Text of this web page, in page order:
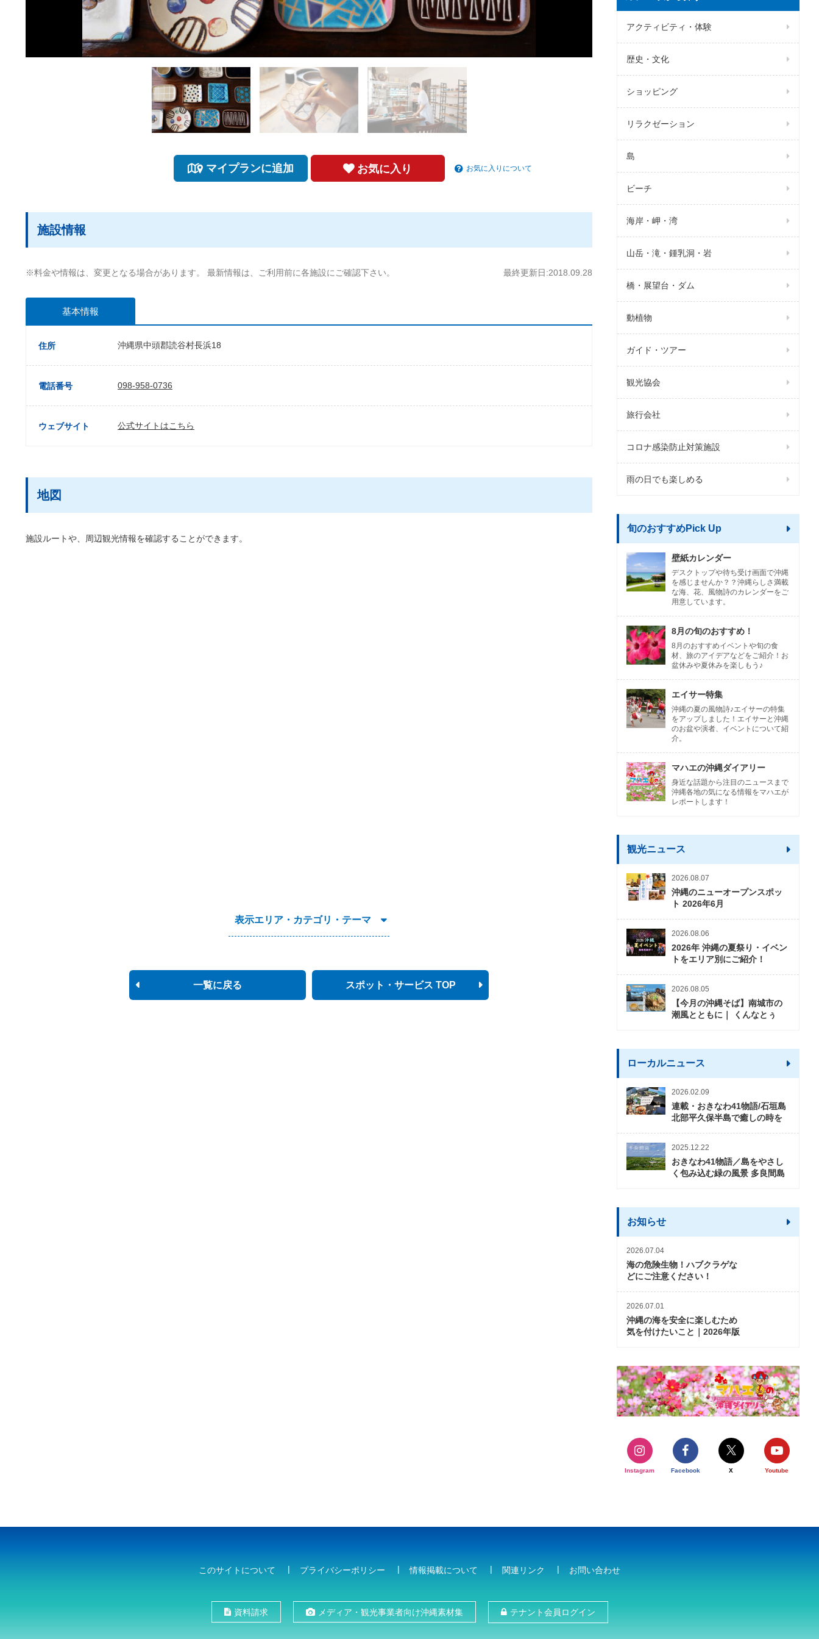
マイプランに追加 お気に入り お気に入りについて
施設情報
※料金や情報は、変更となる場合があります。 最新情報は、ご利用前に各施設にご確認下さい。 最終更新日:2018.09.28
基本情報
住所 沖縄県中頭郡読谷村長浜18
電話番号 098-958-0736
ウェブサイト 公式サイトはこちら
地図
施設ルートや、周辺観光情報を確認することができます。
表示エリア・カテゴリ・テーマ
一覧に戻る スポット・サービス TOP
アクティビティ・体験
歴史・文化
ショッピング
リラクゼーション
島
ビーチ
海岸・岬・湾
山岳・滝・鍾乳洞・岩
橋・展望台・ダム
動植物
ガイド・ツアー
観光協会
旅行会社
コロナ感染防止対策施設
雨の日でも楽しめる
旬のおすすめPick Up
壁紙カレンダー
デスクトップや待ち受け画面で沖縄
を感じませんか？？沖縄らしさ満載
な海、花、風物詩のカレンダーをご
用意しています。
8月の旬のおすすめ！
8月のおすすめイベントや旬の食
材、旅のアイデアなどをご紹介！お
盆休みや夏休みを楽しもう♪
エイサー特集
沖縄の夏の風物詩♪エイサーの特集
をアップしました！エイサーと沖縄
のお盆や演者、イベントについて紹
介。
マハエの沖縄ダイアリー
身近な話題から注目のニュースまで
沖縄各地の気になる情報をマハエが
レポートします！
観光ニュース
2026.08.07
沖縄のニューオープンスポッ
ト 2026年6月
2026.08.06
2026年 沖縄の夏祭り・イベン
トをエリア別にご紹介！
2026.08.05
【今月の沖縄そば】南城市の
潮風とともに｜ くんなとぅ
ローカルニュース
2026.02.09
連載・おきなわ41物語/石垣島
北部平久保半島で癒しの時を
2025.12.22
おきなわ41物語／島をやさし
く包み込む緑の風景 多良間島
お知らせ
2026.07.04
海の危険生物！ハブクラゲな
どにご注意ください！
2026.07.01
沖縄の海を安全に楽しむため
気を付けたいこと｜2026年版
Instagram Facebook X Youtube
このサイトについて プライバシーポリシー 情報掲載について 関連リンク お問い合わせ
資料請求 メディア・観光事業者向け沖縄素材集 テナント会員ログイン